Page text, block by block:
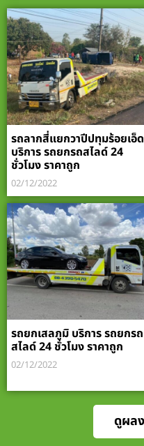
รถลากสี่แยกวาปีปทุมร้อยเอ็ด
บริการ รถยกรถสไลด์ 24
ชั่วโมง ราคาถูก
02/12/2022
รถยกเสลภูมิ บริการ รถยกรถ
สไลด์ 24 ชั่วโมง ราคาถูก
02/12/2022
ดูผล